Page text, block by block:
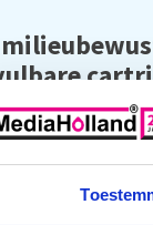
nodig heeft om
Pigment inkt
stap